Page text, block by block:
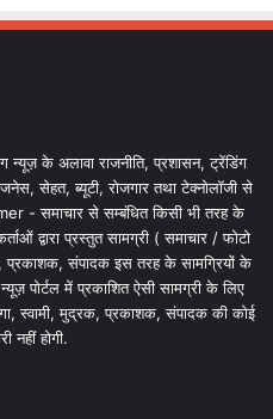
न्यूज़ के अलावा राजनीति, प्रशासन, ट्रेंडिंग
सेहत, ब्यूटी, रोजगार तथा टेक्नोलॉजी से
- समाचार से सम्बंधित किसी भी तरह के
द्वारा प्रस्तुत सामग्री ( समाचार / फोटो
प्रकाशक, संपादक इस तरह के सामग्रियों के
पोर्टल में प्रकाशित ऐसी सामग्री के लिए
स्वामी, मुद्रक, प्रकाशक, संपादक की कोई
नहीं होगी.